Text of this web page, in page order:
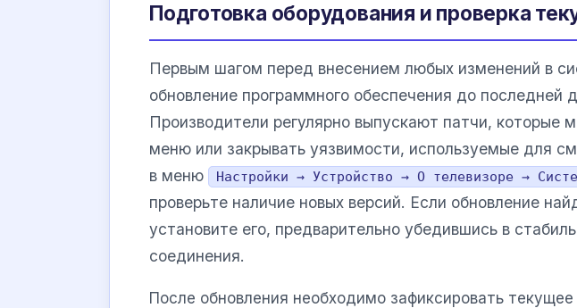
Подготовка оборудования и проверка
Первым шагом перед внесением любых изменений в
обновление программного обеспечения до последней
Производители регулярно выпускают патчи, которые
меню или закрывать уязвимости, используемые для
в меню
Настройки → Устройство → О телевизоре →
проверьте наличие новых версий. Если обновление
установите его, предварительно убедившись в
соединения.
После обновления необходимо зафиксировать